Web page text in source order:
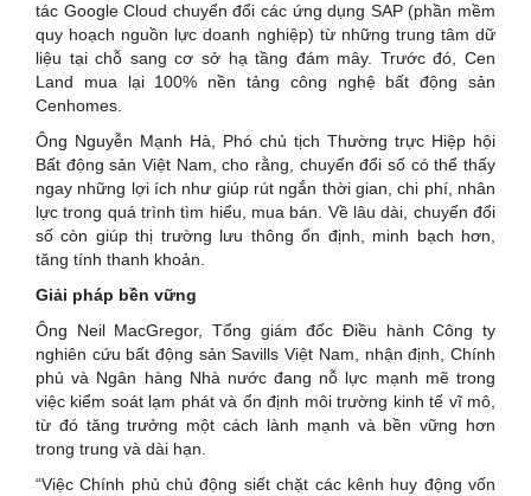
tác Google Cloud chuyển đổi các ứng dụng SAP (phần mềm
quy hoạch nguồn lực doanh nghiệp) từ những trung tâm dữ
liệu tại chỗ sang cơ sở hạ tầng đám mây. Trước đó, Cen
Land mua lại 100% nền tảng công nghệ bất động sản
Cenhomes.
Ông Nguyễn Mạnh Hà, Phó chủ tịch Thường trực Hiệp hội
Bất động sản Việt Nam, cho rằng, chuyển đổi số có thể thấy
ngay những lợi ích như giúp rút ngắn thời gian, chi phí, nhân
lực trong quá trình tìm hiểu, mua bán. Về lâu dài, chuyển đổi
số còn giúp thị trường lưu thông ổn định, minh bạch hơn,
tăng tính thanh khoản.
Giải pháp bền vững
Ông Neil MacGregor, Tổng giám đốc Điều hành Công ty
nghiên cứu bất động sản Savills Việt Nam, nhận định, Chính
phủ và Ngân hàng Nhà nước đang nỗ lực mạnh mẽ trong
việc kiểm soát lạm phát và ổn định môi trường kinh tế vĩ mô,
từ đó tăng trưởng một cách lành mạnh và bền vững hơn
trong trung và dài hạn.
“Việc Chính phủ chủ động siết chặt các kênh huy động vốn